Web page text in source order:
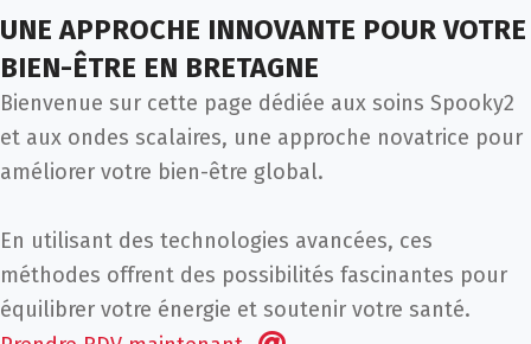
UNE APPROCHE INNOVANTE POUR VOTRE
BIEN-ÊTRE EN BRETAGNE
Bienvenue sur cette page dédiée aux soins Spooky2
et aux ondes scalaires, une approche novatrice pour
améliorer votre bien-être global.
En utilisant des technologies avancées, ces
méthodes offrent des possibilités fascinantes pour
équilibrer votre énergie et soutenir votre santé.